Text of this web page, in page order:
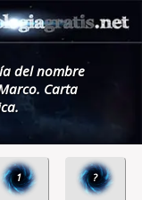
del nombre
Carta
1 ?